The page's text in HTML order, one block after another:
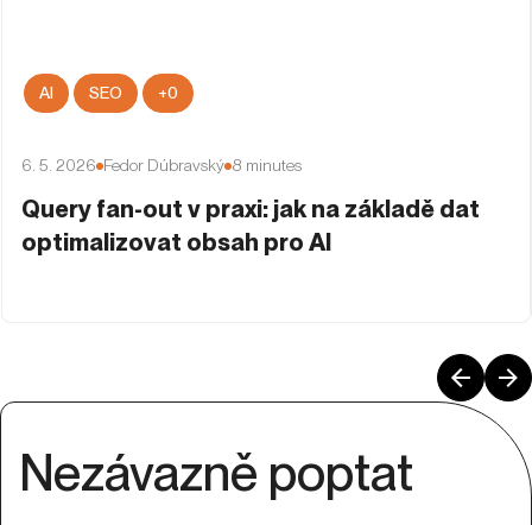
6. 5. 2026 Fedor Dúbravský 8 minutes
Query fan-out v praxi: jak na základě dat
optimalizovat obsah pro AI
AI SEO +0
Nezávazně poptat